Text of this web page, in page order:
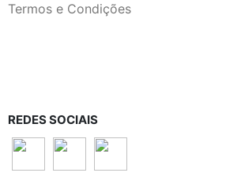
Termos e Condições
REDES SOCIAIS